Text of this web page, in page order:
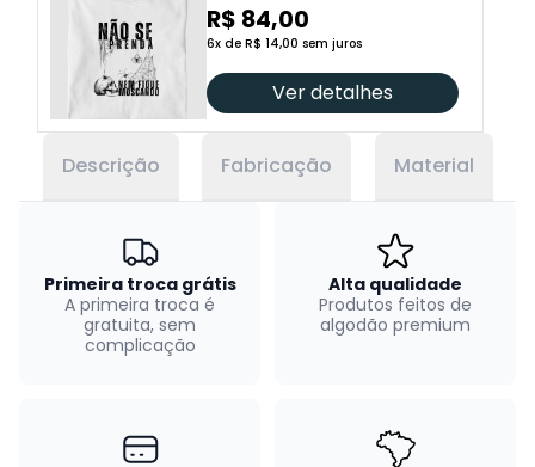
Prenda
R$ 84,00
6x de R$ 14,00 sem juros
Ver detalhes
Descrição Fabricação Material
Primeira troca grátis
A primeira troca é
gratuita, sem
complicação
Alta qualidade
Produtos feitos de
algodão premium